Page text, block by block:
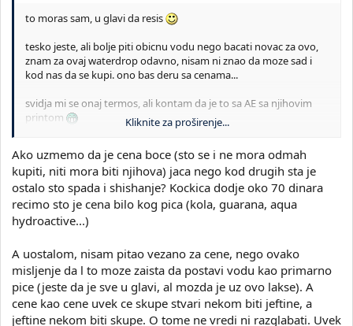
to moras sam, u glavi da resis
tesko jeste, ali bolje piti obicnu vodu nego bacati novac za ovo,
znam za ovaj waterdrop odavno, nisam ni znao da moze sad i
kod nas da se kupi. ono bas deru sa cenama...
svidja mi se onaj termos, ali kontam da je to sa AE sa njihovim
printom
shishaju
Kliknite za proširenje...
Ako uzmemo da je cena boce (sto se i ne mora odmah
kupiti, niti mora biti njihova) jaca nego kod drugih sta je
ostalo sto spada i shishanje? Kockica dodje oko 70 dinara
recimo sto je cena bilo kog pica (kola, guarana, aqua
hydroactive...)
A uostalom, nisam pitao vezano za cene, nego ovako
misljenje da l to moze zaista da postavi vodu kao primarno
pice (jeste da je sve u glavi, al mozda je uz ovo lakse). A
cene kao cene uvek ce skupe stvari nekom biti jeftine, a
jeftine nekom biti skupe. O tome ne vredi ni razglabati. Uvek